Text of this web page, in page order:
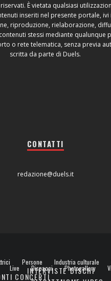
È vietata qualsiasi
inseriti nel presente portale, ivi
riproduzione, rielaborazione,
stessi mediante qualunque
o rete telematica, senza previa
scritta da parte di Duels.
CONTATTI
redazione@duels.it
Persone
INTERVISTE
Industria culturale
DISCHI
Live
CONCERTI
Dispacci Photogallery